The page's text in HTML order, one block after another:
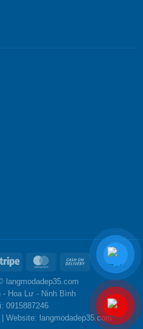
langmodadep35.com
Hoa Lư - Ninh Bình
0915887246
Website: langmodadep35.com